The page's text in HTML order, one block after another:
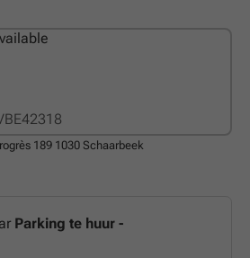
189 1030 Schaarbeek
Parking te huur -